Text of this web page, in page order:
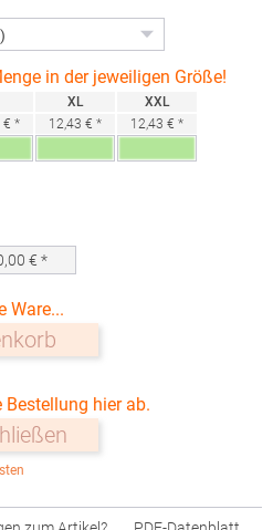
in der jeweiligen Größe!
€ *
XL
12,43 € *
XXL
12,43 € *
€ *
Ware...
hier ab.